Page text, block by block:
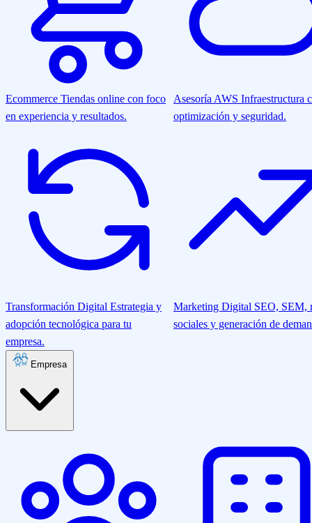
Ecommerce Tiendas online con foco
en experiencia y resultados.
Asesoría AWS Infraestructura
optimización y seguridad.
Transformación Digital Estrategia y
adopción tecnológica para tu
empresa.
Marketing Digital SEO, SEM,
sociales y generación de
Empresa